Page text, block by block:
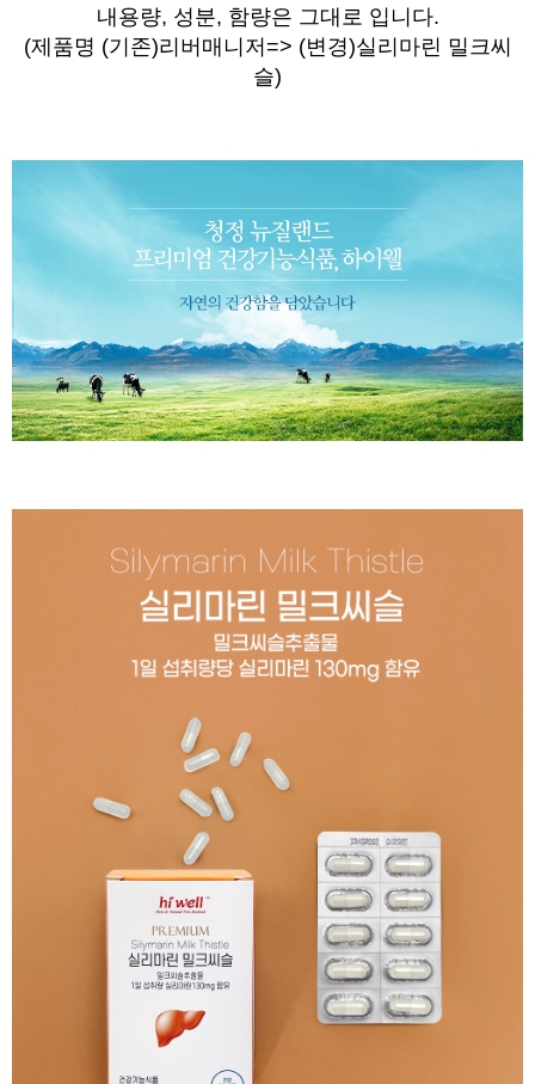
내용량, 성분, 함량은 그대로 입니다.
(제품명 (기존)리버매니저=> (변경)실리마린 밀크씨
슬)